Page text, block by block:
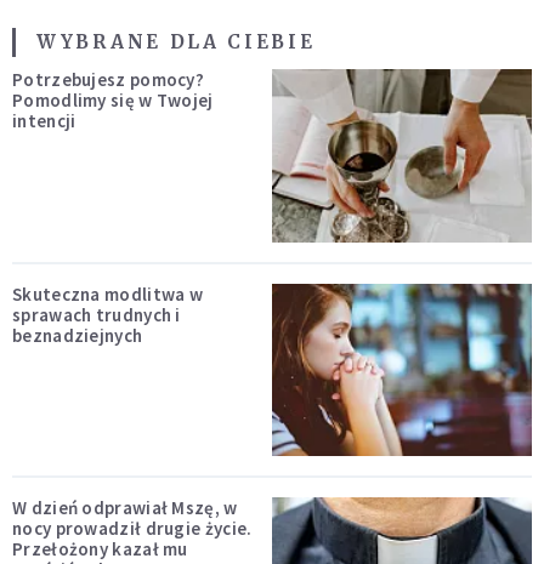
WYBRANE DLA CIEBIE
Potrzebujesz pomocy?
Pomodlimy się w Twojej
intencji
Skuteczna modlitwa w
sprawach trudnych i
beznadziejnych
W dzień odprawiał Mszę, w
nocy prowadził drugie życie.
Przełożony kazał mu